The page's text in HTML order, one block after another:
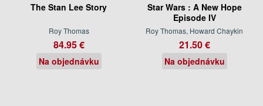
The Stan Lee Story
Roy Thomas
84.95 €
Na objednávku
Star Wars : A New Hope
Episode IV
Roy Thomas, Howard Chaykin
21.50 €
Na objednávku